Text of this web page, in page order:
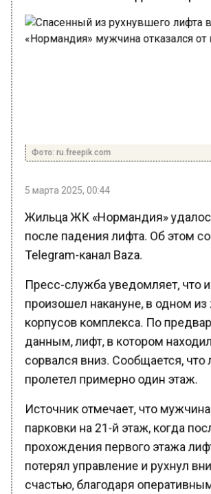
Жильца ЖК «Нормандия»
после падения лифта. Об этом
Telegram-канал Baza.
Пресс-служба уведомляет, что
произошел накануне, в одном
корпусов комплекса. По
данным, лифт, в котором
сорвался вниз. Сообщается, что
пролетел примерно один этаж.
Источник отмечает, что
парковки на 21-й этаж, когда
прохождения первого этажа
потерял управление и рухнул
счастью, благодаря